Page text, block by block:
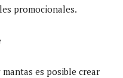
promocionales.
es posible crear